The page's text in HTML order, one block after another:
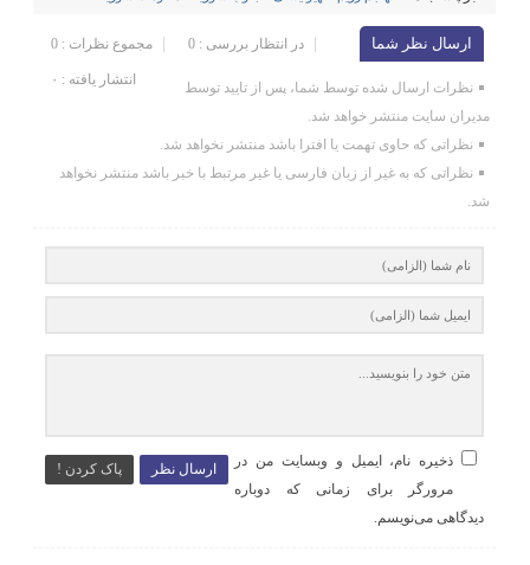
ارسال نظر شما مجموع نظرات : 0 در انتظار بررسی : 0
انتشار یافته : ۰
نظرات ارسال شده توسط شما، پس از تایید توسط
مدیران سایت منتشر خواهد شد.
نظراتی که حاوی تهمت یا افترا باشد منتشر نخواهد شد.
نظراتی که به غیر از زبان فارسی یا غیر مرتبط با خبر باشد منتشر نخواهد
شد.
ارسال نظر پاک کردن !
ذخیره نام، ایمیل و وبسایت من در
مرورگر برای زمانی که دوباره
دیدگاهی می‌نویسم.